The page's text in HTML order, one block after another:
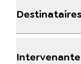
Destinataires
Intervenante